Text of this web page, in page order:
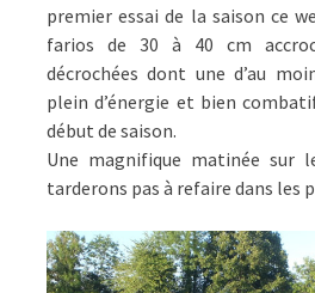
premier essai de la saison ce
farios de 30 à 40 cm
décrochées dont une d’au
plein d’énergie et bien
début de saison.
Une magnifique matinée sur
tarderons pas à refaire dans les